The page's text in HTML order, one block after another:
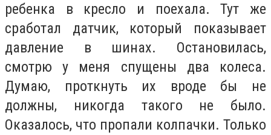
ребенка в кресло и поехала. Тут же
сработал датчик, который показывает
давление в шинах. Остановилась,
смотрю у меня спущены два колеса.
Думаю, проткнуть их вроде бы не
должны, никогда такого не было.
Оказалось, что пропали колпачки. Только